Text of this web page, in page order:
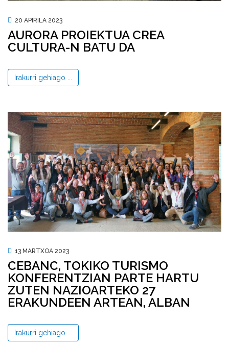
20 APIRILA 2023
AURORA PROIEKTUA CREA
CULTURA-N BATU DA
Irakurri gehiago ...
13 MARTXOA 2023
CEBANC, TOKIKO TURISMO
KONFERENTZIAN PARTE HARTU
ZUTEN NAZIOARTEKO 27
ERAKUNDEEN ARTEAN, ALBAN
Irakurri gehiago ...